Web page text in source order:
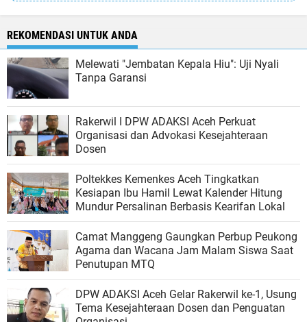
REKOMENDASI UNTUK ANDA
Melewati "Jembatan Kepala Hiu": Uji Nyali
Tanpa Garansi
Rakerwil I DPW ADAKSI Aceh Perkuat
Organisasi dan Advokasi Kesejahteraan
Dosen
Poltekkes Kemenkes Aceh Tingkatkan
Kesiapan Ibu Hamil Lewat Kalender Hitung
Mundur Persalinan Berbasis Kearifan Lokal
Camat Manggeng Gaungkan Perbup Peukong
Agama dan Wacana Jam Malam Siswa Saat
Penutupan MTQ
DPW ADAKSI Aceh Gelar Rakerwil ke-1, Usung
Tema Kesejahteraan Dosen dan Penguatan